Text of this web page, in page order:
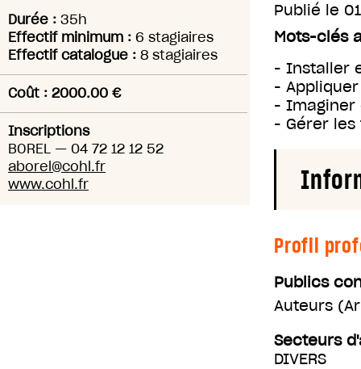
Durée : 35h
Effectif minimum : 6 stagiaires
Effectif catalogue : 8 stagiaires
Coût : 2000.00 €
Inscriptions
BOREL — 04 72 12 12 52
aborel@cohl.fr
www.cohl.fr
Publié le
Mots-clés
- Installer
-
- Imaginer
- Gérer
Profil
Publics
Auteurs (
Secteurs
DIVERS